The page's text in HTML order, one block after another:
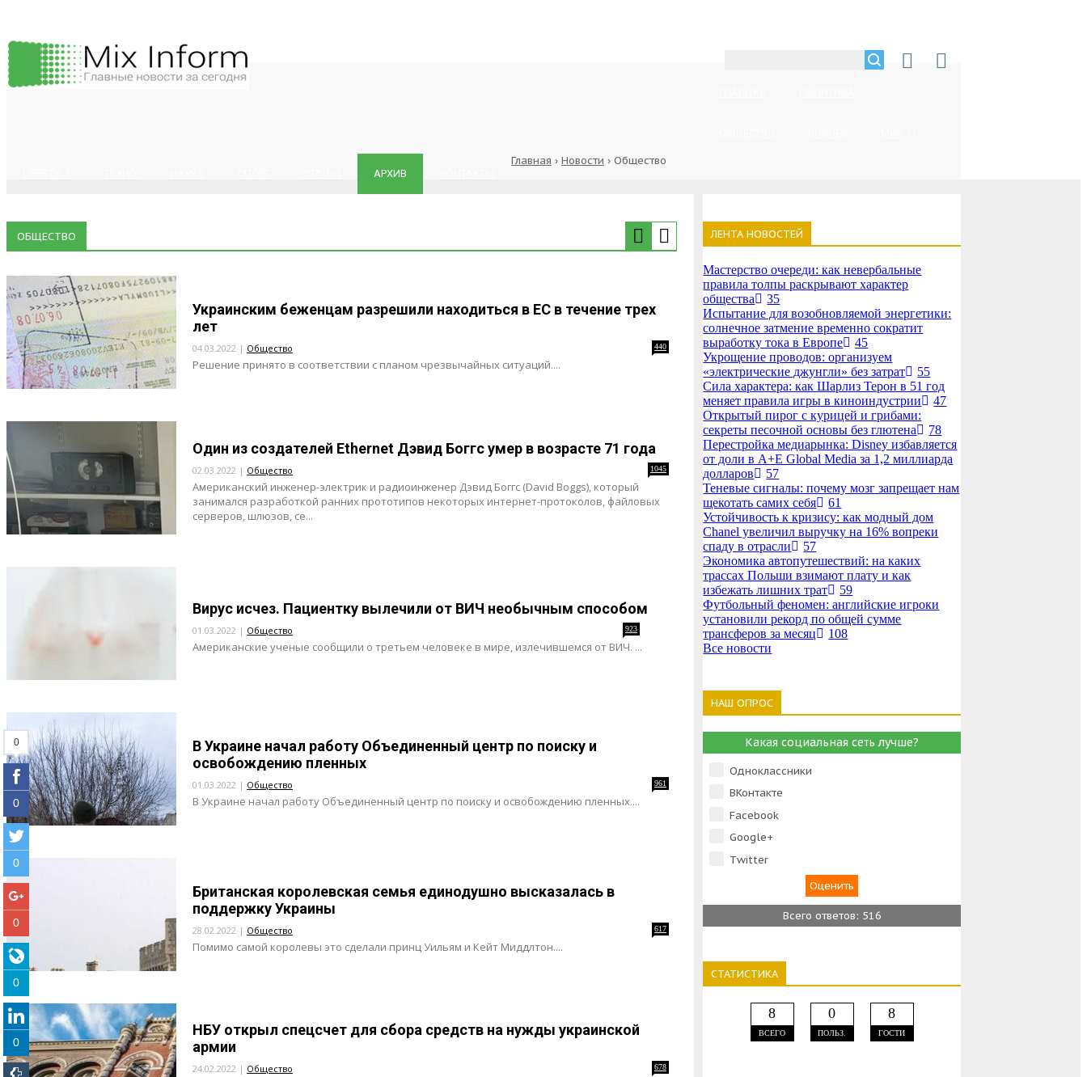
АРХИВ
Главная › Новости › Общество
ОБЩЕСТВО
Украинским беженцам разрешили находиться в ЕС в течение трех
лет
04.03.2022 | Общество 440
Решение принято в соответствии с планом чрезвычайных ситуаций....
Один из создателей Ethernet Дэвид Боггс умер в возрасте 71 года
02.03.2022 | Общество 1045
Американский инженер-электрик и радиоинженер Дэвид Боггс (David Boggs), который
занимался разработкой ранних прототипов некоторых интернет-протоколов, файловых
серверов, шлюзов, се...
Вирус исчез. Пациентку вылечили от ВИЧ необычным способом
01.03.2022 | Общество 923
Американские ученые сообщили о третьем человеке в мире, излечившемся от ВИЧ. ...
В Украине начал работу Объединенный центр по поиску и
освобождению пленных
01.03.2022 | Общество 961
В Украине начал работу Объединенный центр по поиску и освобождению пленных....
Британская королевская семья единодушно высказалась в
поддержку Украины
28.02.2022 | Общество 617
Помимо самой королевы это сделали принц Уильям и Кейт Миддлтон....
НБУ открыл спецсчет для сбора средств на нужды украинской
армии
24.02.2022 | Общество 678
ЛЕНТА НОВОСТЕЙ
Мастерство очереди: как невербальные
правила толпы раскрывают характер
общества
35
Испытание для возобновляемой энергетики:
солнечное затмение временно сократит
выработку тока в Европе
45
Укрощение проводов: организуем
«электрические джунгли» без затрат
55
Сила характера: как Шарлиз Терон в 51 год
меняет правила игры в киноиндустрии
47
Открытый пирог с курицей и грибами:
секреты песочной основы без глютена
78
Перестройка медиарынка: Disney избавляется
от доли в A+E Global Media за 1,2 миллиарда
долларов
57
Теневые сигналы: почему мозг запрещает нам
щекотать самих себя
61
Устойчивость к кризису: как модный дом
Chanel увеличил выручку на 16% вопреки
спаду в отрасли
57
Экономика автопутешествий: на каких
трассах Польши взимают плату и как
избежать лишних трат
59
Футбольный феномен: английские игроки
установили рекорд по общей сумме
трансферов за месяц
108
Все новости
НАШ ОПРОС
Какая социальная сеть лучше?
Одноклассники
ВКонтакте
Facebook
Google+
Тwitter
Всего ответов: 516
СТАТИСТИКА
8
ВСЕГО
0
ПОЛЬЗ.
8
ГОСТИ
0
0
0
0
0
0